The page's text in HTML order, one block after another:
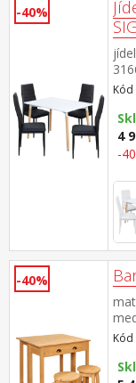
-40%
4
-
-40%